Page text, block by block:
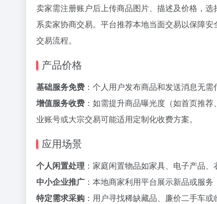
卖家需注册账户后上传商品图片、描述及价格，
系卖家协商交易。平台推荐本地当面交易以保障
交易流程。
产品价格
基础服务免费 ：个人用户发布商品和发送消息无需
增值服务收费 ：如需提升商品曝光度（如首页推
业账号或大宗交易可能适用定制化收费方案。
应用场景
个人闲置处理 ：家庭闲置物品如家具、电子产品、
中小企业推广 ：本地商家利用平台展示新品或服务
特定需求采购 ：用户寻找稀缺藏品、廉价二手车或